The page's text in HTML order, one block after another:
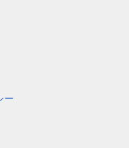
ー